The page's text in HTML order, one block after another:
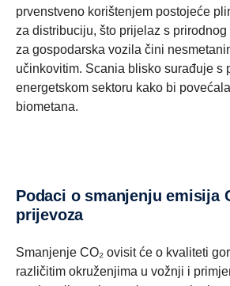
prvenstveno korištenjem postojeće
za distribuciju, što prijelaz s
za gospodarska vozila čini
učinkovitim. Scania blisko surađuje s
energetskom sektoru kako bi
biometana.
Podaci o smanjenju emisija CO2 u sektoru
prijevoza
Smanjenje CO₂ ovisit će o kvaliteti
različitim okruženjima u vožnji i